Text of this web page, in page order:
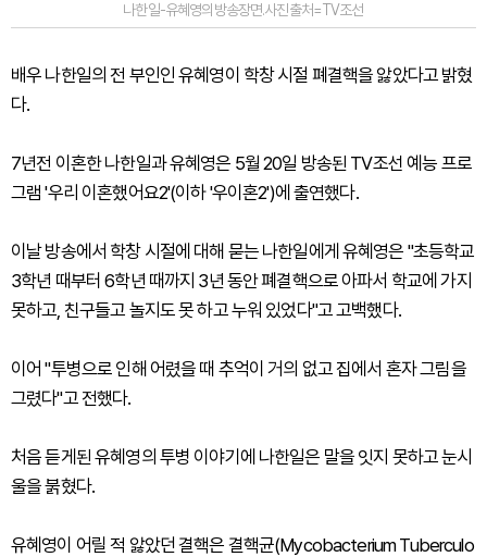
나한일-유혜영의방송장면.사진출처=TV조선
배우 나한일의 전 부인인 유혜영이 학창 시절 폐결핵을 앓았다고 밝혔
다.
7년전 이혼한 나한일과 유혜영은 5월 20일 방송된 TV조선 예능 프로
그램 '우리 이혼했어요2'(이하 '우이혼2')에 출연했다.
이날 방송에서 학창 시절에 대해 묻는 나한일에게 유혜영은 "초등학교
3학년 때부터 6학년 때까지 3년 동안 폐결핵으로 아파서 학교에 가지
못하고, 친구들고 놀지도 못 하고 누워 있었다"고 고백했다.
이어 "투병으로 인해 어렸을 때 추억이 거의 없고 집에서 혼자 그림을
그렸다"고 전했다.
처음 듣게된 유혜영의 투병 이야기에 나한일은 말을 잇지 못하고 눈시
울을 붉혔다.
유혜영이 어릴 적 앓았던 결핵은 결핵균(Mycobacterium Tuberculo